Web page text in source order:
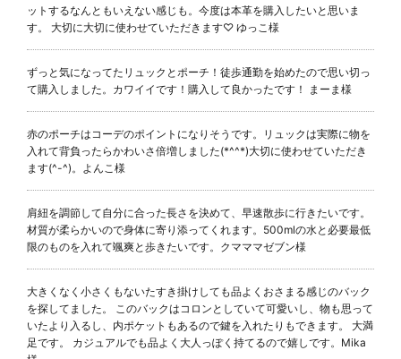
ットするなんともいえない感じも。今度は本革を購入したいと思いま
す。 大切に大切に使わせていただきます♡ ゆっこ様
ずっと気になってたリュックとポーチ！徒歩通勤を始めたので思い切っ
て購入しました。カワイイです！購入して良かったです！
まーま様
赤のポーチはコーデのポイントになりそうです。リュックは実際に物を
入れて背負ったらかわいさ倍増しました(*^^*)大切に使わせていただき
ます(^-^)。
よんこ様
肩紐を調節して自分に合った長さを決めて、早速散歩に行きたいです。
材質が柔らかいので身体に寄り添ってくれます。500mlの水と必要最低
限のものを入れて颯爽と歩きたいです。 クマママゼブン様
大きくなく小さくもないたすき掛けしても品よくおさまる感じのバック
を探してました。 このバックはコロンとしていて可愛いし、物も思って
いたより入るし、内ポケットもあるので鍵を入れたりもできます。 大満
足です。 カジュアルでも品よく大人っぽく持てるので嬉しです。 Mika